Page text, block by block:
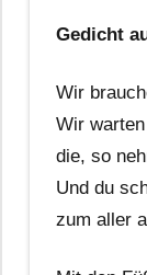
Gedicht
Wir
Wir
die, so
Und du
zum aller